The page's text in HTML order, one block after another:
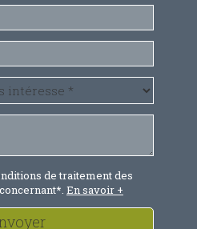
de traitement des
En savoir +